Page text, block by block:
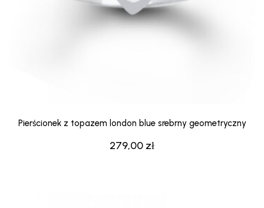
279,00 zł
Pierścionek z topazem london blue srebrny geometryczny